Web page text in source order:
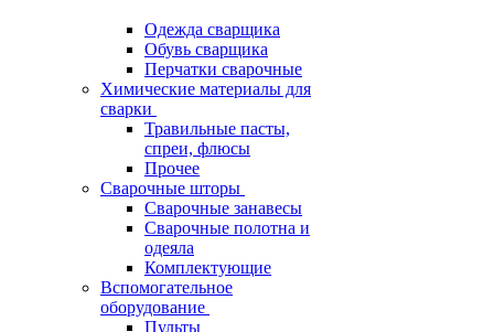
Одежда сварщика
Обувь сварщика
Перчатки сварочные
Химические материалы для
сварки
Травильные пасты,
спреи, флюсы
Прочее
Сварочные шторы
Сварочные занавесы
Сварочные полотна и
одеяла
Комплектующие
Вспомогательное
оборудование
Пульты